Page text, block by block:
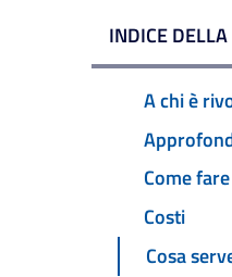
INDICE
A chi è
Come fare
Costi
Cosa